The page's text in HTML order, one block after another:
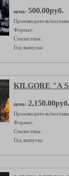
цена: 500.00руб.
Производитель/
Формат:
Стилистика:
Год выпуска:
KILGORE "A
цена: 2,150.00руб.
Производитель/
Формат:
Стилистика:
Год выпуска: